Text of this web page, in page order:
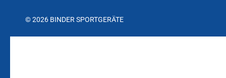
© 2026 BINDER SPORTGERÄTE